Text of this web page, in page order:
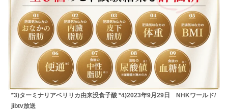
*3)ターミナリアベリリカ由来没食子酸 *4)2023年9月29日 NHKワールド/
jibtv放送